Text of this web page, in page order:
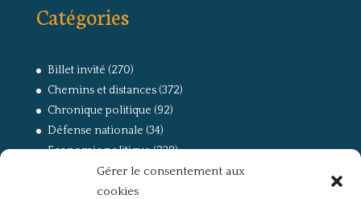
Gérer le consentement aux
cookies
Catégories
Billet invité (270)
Chemins et distances(372)
Chronique politique (92)
Défense nationale (34)
Economie politique(238)
(168)
La guerre, la Résistance et la Déportation